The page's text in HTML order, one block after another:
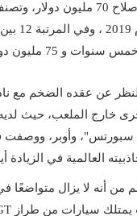
وقعه العام الماضي.
عن عقده الضخم مع
خارج الملعب، حيث
سبورتس"، وأوبر،
العالمية في الزيادة
من أنه لا يزال متواضعًا